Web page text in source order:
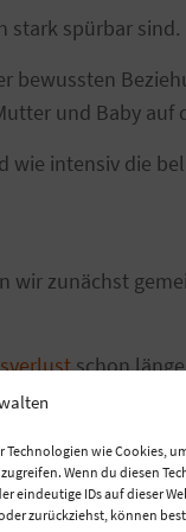
wie Cookies,
Wenn du diesen
eindeutige IDs auf dieser
zurückziehst, können
spürbar
bewussten
und Baby auf
intensiv die
zunächst
schon
werden möchte.